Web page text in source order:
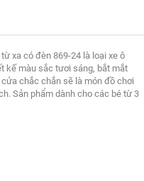
xa có đèn 869-24 là loại xe ô
kế màu sắc tươi sáng, bắt mắt
chắc chắn sẽ là món đồ chơi
Sản phẩm dành cho các bé từ 3